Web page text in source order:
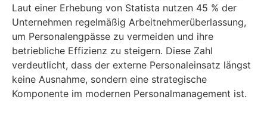
Laut einer Erhebung von Statista nutzen 45 % der
Unternehmen regelmäßig Arbeitnehmerüberlassung,
um Personalengpässe zu vermeiden und ihre
betriebliche Effizienz zu steigern. Diese Zahl
verdeutlicht, dass der externe Personaleinsatz längst
keine Ausnahme, sondern eine strategische
Komponente im modernen Personalmanagement ist.